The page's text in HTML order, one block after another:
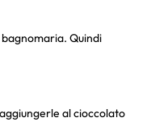
Quindi
al cioccolato